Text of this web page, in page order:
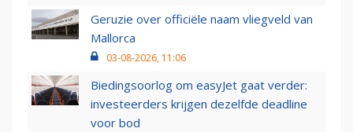
Geruzie over officiële naam vliegveld van
Mallorca
03-08-2026, 11:06
Biedingsoorlog om easyJet gaat verder:
investeerders krijgen dezelfde deadline
voor bod